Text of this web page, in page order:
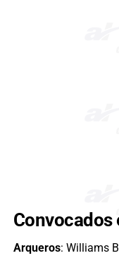
Convocados
Arqueros: Williams